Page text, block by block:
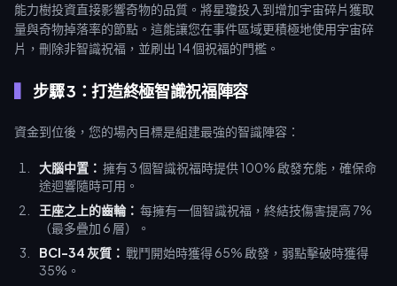
能力樹投資直接影響奇物的品質。將星瓊投入到增加宇宙碎片獲取
量與奇物掉落率的節點。這能讓您在事件區域更積極地使用宇宙碎
片，刪除非智識祝福，並刷出 14 個祝福的門檻。
步驟 3：打造終極智識祝福陣容
資金到位後，您的場內目標是組建最強的智識陣容：
大腦中置： 擁有 3 個智識祝福時提供 100% 啟發充能，確保命
途迴響隨時可用。
王座之上的齒輪： 每擁有一個智識祝福，終結技傷害提高 7%
（最多疊加 6 層）。
BCI-34 灰質： 戰鬥開始時獲得 65% 啟發，弱點擊破時獲得
35%。